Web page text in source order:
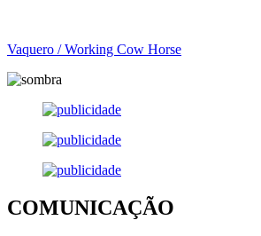
Vaquero / Working Cow Horse
COMUNICAÇÃO